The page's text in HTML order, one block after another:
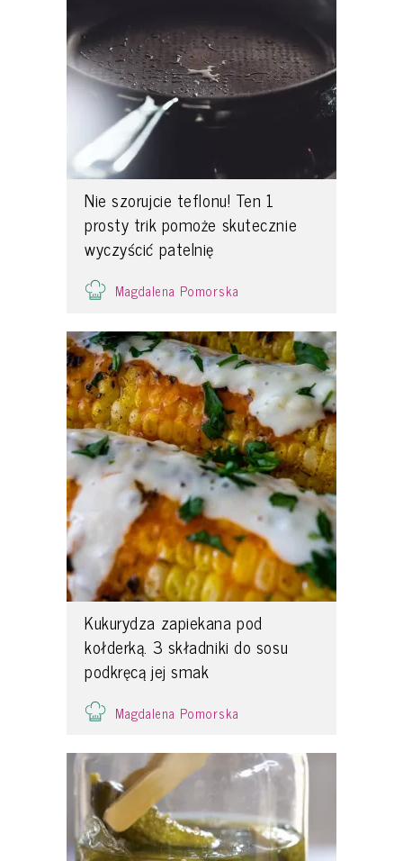
Nie szorujcie teflonu! Ten 1
prosty trik pomoże skutecznie
wyczyścić patelnię
Magdalena Pomorska
Kukurydza zapiekana pod
kołderką. 3 składniki do sosu
podkręcą jej smak
Magdalena Pomorska